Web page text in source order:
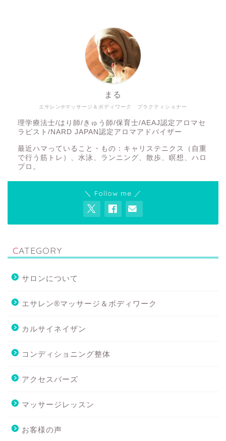
エサレン®マッサージ＆ボディワーク プラクティショナー
まる
理学療法士/はり師/きゅう師/保育士/AEAJ認定アロマセ
ラピスト/NARD JAPAN認定アロマアドバイザー
最近ハマっていること・もの：キャリステニクス（自重
で行う筋トレ）、水泳、ランニング、散歩、瞑想、ハロ
プロ。
＼ Follow me ／
CATEGORY
サロンについて
エサレン®マッサージ＆ボディワーク
カルサイネイザン
コンディショニング整体
アクセスバーズ
マッサージレッスン
お客様の声